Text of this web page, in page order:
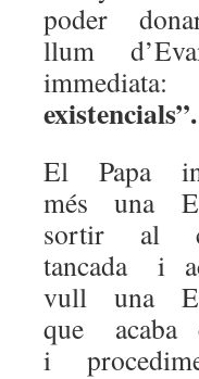
poder
llum
immediata:
existencials”.
El Papa
més una
sortir al
tancada i
vull una
que acaba
i